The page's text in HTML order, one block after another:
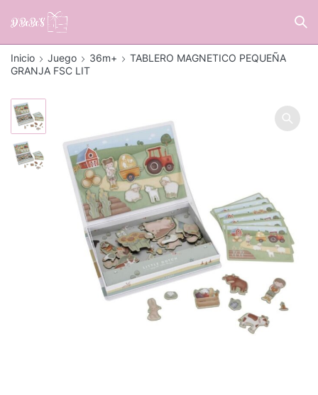
Inicio Juego 36m+
TABLERO MAGNETICO PEQUEÑA
GRANJA FSC LIT